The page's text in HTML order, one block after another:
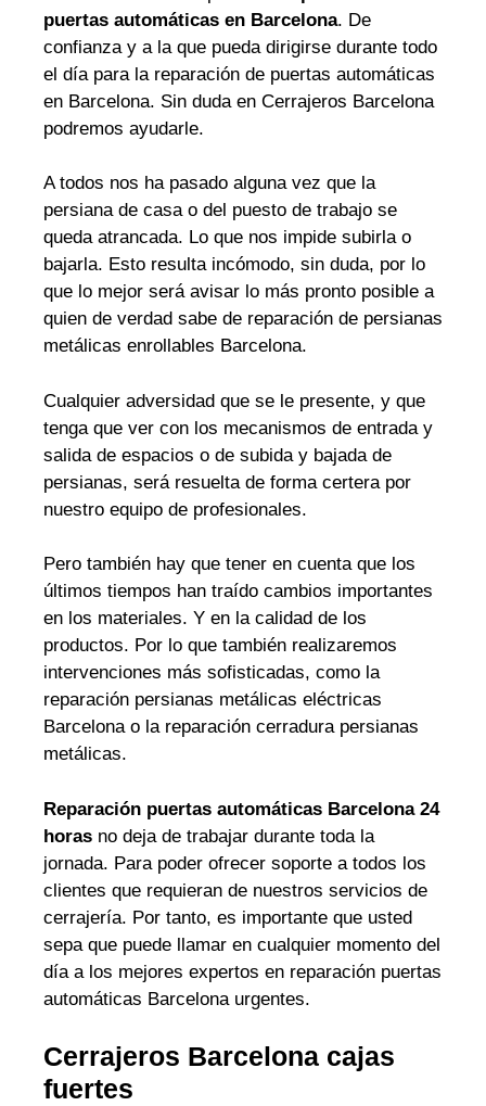
puertas automáticas en Barcelona. De
confianza y a la que pueda dirigirse durante todo
el día para la reparación de puertas automáticas
en Barcelona. Sin duda en Cerrajeros Barcelona
podremos ayudarle.
A todos nos ha pasado alguna vez que la
persiana de casa o del puesto de trabajo se
queda atrancada. Lo que nos impide subirla o
bajarla. Esto resulta incómodo, sin duda, por lo
que lo mejor será avisar lo más pronto posible a
quien de verdad sabe de reparación de persianas
metálicas enrollables Barcelona.
Cualquier adversidad que se le presente, y que
tenga que ver con los mecanismos de entrada y
salida de espacios o de subida y bajada de
persianas, será resuelta de forma certera por
nuestro equipo de profesionales.
Pero también hay que tener en cuenta que los
últimos tiempos han traído cambios importantes
en los materiales. Y en la calidad de los
productos. Por lo que también realizaremos
intervenciones más sofisticadas, como la
reparación persianas metálicas eléctricas
Barcelona o la reparación cerradura persianas
metálicas.
Reparación puertas automáticas Barcelona 24
horas no deja de trabajar durante toda la
jornada. Para poder ofrecer soporte a todos los
clientes que requieran de nuestros servicios de
cerrajería. Por tanto, es importante que usted
sepa que puede llamar en cualquier momento del
día a los mejores expertos en reparación puertas
automáticas Barcelona urgentes.
Cerrajeros Barcelona cajas
fuertes